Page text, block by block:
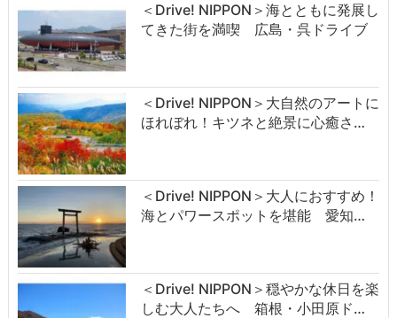
＜Drive! NIPPON＞海とともに発展し
てきた街を満喫 広島・呉ドライブ
＜Drive! NIPPON＞大自然のアートに
ほれぼれ！キツネと絶景に心癒さ…
＜Drive! NIPPON＞大人におすすめ！
海とパワースポットを堪能 愛知…
＜Drive! NIPPON＞穏やかな休日を楽
しむ大人たちへ 箱根・小田原ド…